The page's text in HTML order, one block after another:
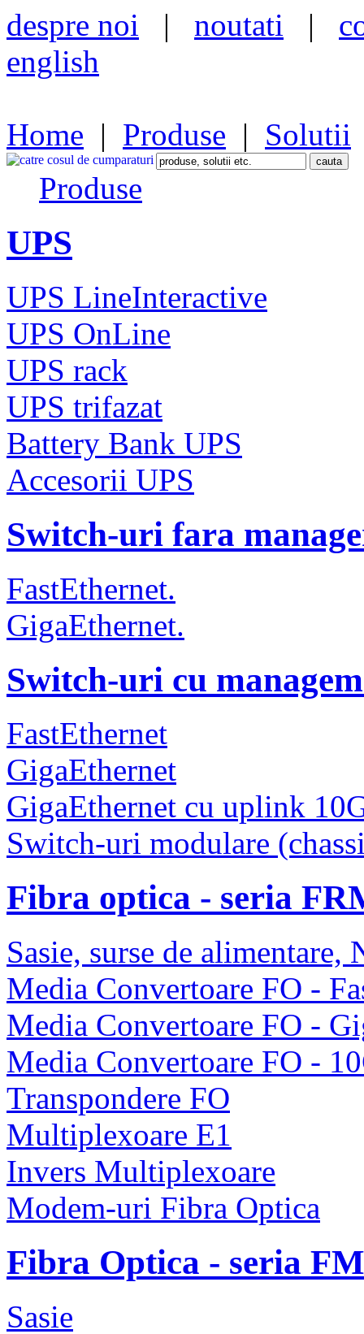
despre noi | noutati |
english
Home | Produse | Solutii
Produse
UPS
UPS LineInteractive
UPS OnLine
UPS rack
UPS trifazat
Battery Bank UPS
Accesorii UPS
Switch-uri fara
FastEthernet.
GigaEthernet.
Switch-uri cu
FastEthernet
GigaEthernet
GigaEthernet cu uplink
Switch-uri modulare
Fibra optica - seria
Sasie, surse de alimentare,
Media Convertoare FO -
Media Convertoare FO -
Media Convertoare FO -
Transpondere FO
Multiplexoare E1
Invers Multiplexoare
Modem-uri Fibra Optica
Fibra Optica - seria
Sasie